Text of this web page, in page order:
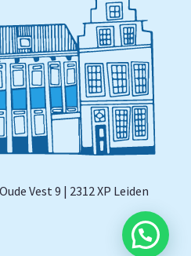
Vest 9 | 2312 XP Leiden